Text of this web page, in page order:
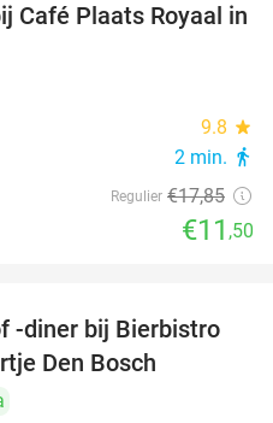
36%
Café Plaats Royaal in
9.8 star
2 min. directions_walk
Regulier €17,85
€11 ,50
41%
-diner bij Bierbistro
Den Bosch